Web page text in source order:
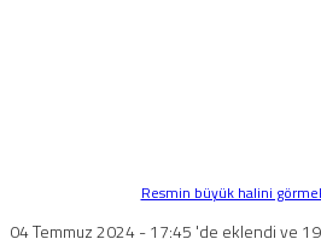
Resmin büyük halini
04 Temmuz 2024 - 17:45 'de eklendi ve